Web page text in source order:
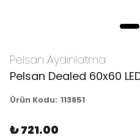
Pelsan Aydınlatma
Pelsan Dealed 60x60
Ürün Kodu: 113851
₺ 721.00